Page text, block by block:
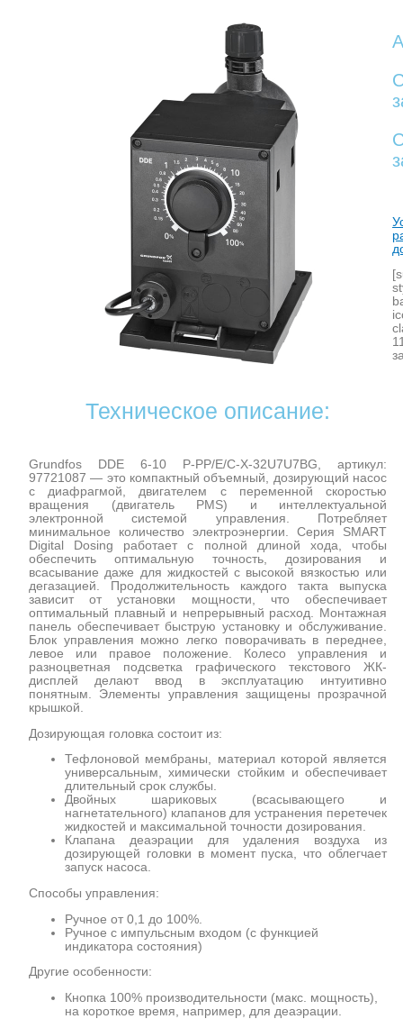
Техническое описание:
Grundfos DDE 6-10 P-PP/E/C-X-32U7U7BG, артикул:
97721087 — это компактный объемный, дозирующий насос
с диафрагмой, двигателем с переменной скоростью
вращения (двигатель PMS) и интеллектуальной
электронной системой управления. Потребляет
минимальное количество электроэнергии. Серия SMART
Digital Dosing работает с полной длиной хода, чтобы
обеспечить оптимальную точность, дозирования и
всасывание даже для жидкостей с высокой вязкостью или
дегазацией. Продолжительность каждого такта выпуска
зависит от установки мощности, что обеспечивает
оптимальный плавный и непрерывный расход. Монтажная
панель обеспечивает быструю установку и обслуживание.
Блок управления можно легко поворачивать в переднее,
левое или правое положение. Колесо управления и
разноцветная подсветка графического текстового ЖК-
дисплей делают ввод в эксплуатацию интуитивно
понятным. Элементы управления защищены прозрачной
крышкой.
Дозирующая головка состоит из:
Тефлоновой мембраны, материал которой является
универсальным, химически стойким и обеспечивает
длительный срок службы.
Двойных шариковых (всасывающего и
нагнетательного) клапанов для устранения перетечек
жидкостей и максимальной точности дозирования.
Клапана деаэрации для удаления воздуха из
дозирующей головки в момент пуска, что облегчает
запуск насоса.
Способы управления:
Ручное от 0,1 до 100%.
Ручное с импульсным входом (с функцией
индикатора состояния)
Другие особенности:
Кнопка 100% производительности (макс. мощность),
на короткое время, например, для деаэрации.